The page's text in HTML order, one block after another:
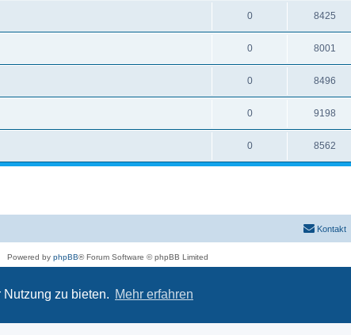
zu bieten. Mehr erfahren
0 8425
0 8001
0 8496
0 9198
0 8562
Kontakt
Powered by phpBB® Forum Software © phpBB Limited